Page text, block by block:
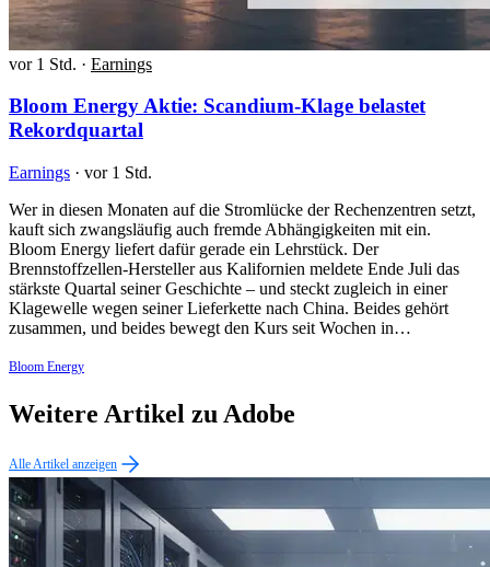
vor 1 Std. · Earnings
Bloom Energy Aktie: Scandium-Klage belastet
Rekordquartal
Earnings · vor 1 Std.
Wer in diesen Monaten auf die Stromlücke der Rechenzentren setzt,
kauft sich zwangsläufig auch fremde Abhängigkeiten mit ein.
Bloom Energy liefert dafür gerade ein Lehrstück. Der
Brennstoffzellen-Hersteller aus Kalifornien meldete Ende Juli das
stärkste Quartal seiner Geschichte – und steckt zugleich in einer
Klagewelle wegen seiner Lieferkette nach China. Beides gehört
zusammen, und beides bewegt den Kurs seit Wochen in…
Bloom Energy
Weitere Artikel zu Adobe
Alle Artikel anzeigen